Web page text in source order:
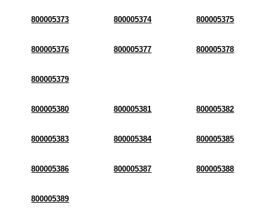
800005373 800005374 800005375
800005376 800005377 800005378
800005379
800005380 800005381 800005382
800005383 800005384 800005385
800005386 800005387 800005388
800005389